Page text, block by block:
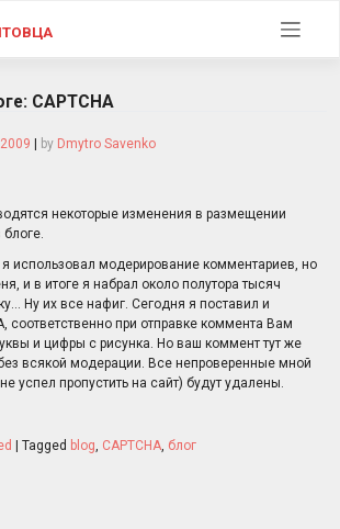
CAPTCHA
| by Dmytro Savenko
некоторые изменения в размещении
использовал модерирование комментариев, но
и в итоге я набрал около полутора тысяч
Ну их все нафиг. Сегодня я поставил и
соответственно при отправке коммента Вам
и цифры с рисунка. Но ваш коммент тут же
всякой модерации. Все непроверенные мной
успел пропустить на сайт) будут удалены.
| Tagged blog CAPTCHA блог